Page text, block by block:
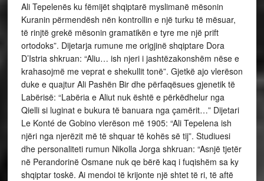
Ali Tepelenës ku fëmijët shqiptarë myslimanë mësonin
Kuranin përmendësh nën kontrollin e një turku të mësuar,
të rinjtë grekë mësonin gramatikën e tyre me një prift
ortodoks”. Dijetarja rumune me origjinë shqiptare Dora
D’Istria shkruan: “Aliu… ish njeri i jashtëzakonshëm nëse e
krahasojmë me veprat e shekullit tonë”. Gjetkë ajo vlerëson
duke e quajtur Ali Pashën Bir dhe përfaqësues gjenetik të
Labërisë: “Labëria e Aliut nuk është e përkëdhelur nga
Qielli si luginat e bukura të banuara nga çamërit…” Dijetari
Le Konté de Gobino vlerëson më 1905: “Ali Tepelena ish
njëri nga njerëzit më të shquar të kohës së tij”. Studiuesi
dhe personaliteti rumun Nikolla Jorga shkruan: “Asnjë tjetër
në Perandorinë Osmane nuk qe bërë kaq i fuqishëm sa ky
shqiptar toskë. Ai mendoi të krijonte një shtet të ri, të aftë